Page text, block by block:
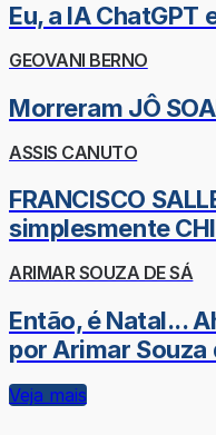
Eu, a IA ChatGPT
GEOVANI BERNO
Morreram JÔ
ASSIS CANUTO
FRANCISCO
simplesmente
ARIMAR SOUZA DE SÁ
Então, é Natal...
por Arimar Souza
Veja mais